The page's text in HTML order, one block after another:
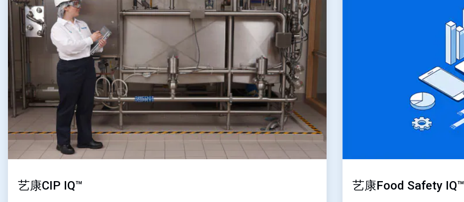
，
艺康CIP IQ™ 艺康Food Safety IQ™